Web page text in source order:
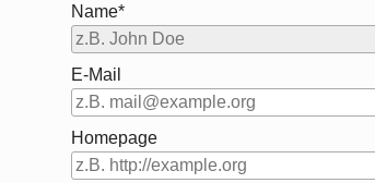
Name*
E-Mail
Homepage